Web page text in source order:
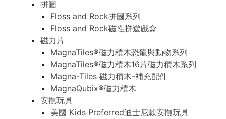
拼圖
Floss and Rock拼圖系列
Floss and Rock磁性拼遊戲盒
磁力片
MagnaTiles®磁力積木恐龍與動物系列
MagnaTiles®磁力積木16片磁力積木系列
Magna-Tiles 磁力積木-補充配件
MagnaQubix®磁力積木
安撫玩具
美國 Kids Preferred迪士尼款安撫玩具